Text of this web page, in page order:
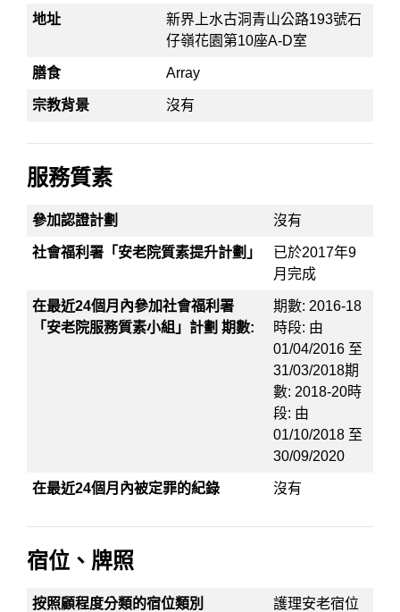
地址
新界上水古洞青山公路193號石
仔嶺花園第10座A-D室
膳食 Array
宗教背景 沒有
服務質素
參加認證計劃 沒有
社會福利署「安老院質素提升計劃」
已於2017年9
月完成
在最近24個月內參加社會福利署
「安老院服務質素小組」計劃 期數:
期數: 2016-18
時段: 由
01/04/2016 至
31/03/2018期
數: 2018-20時
段: 由
01/10/2018 至
30/09/2020
在最近24個月內被定罪的紀錄 沒有
宿位、牌照
按照顧程度分類的宿位類別 護理安老宿位